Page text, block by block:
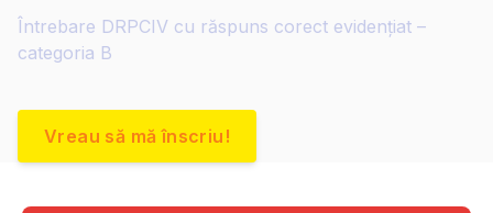
Întrebare DRPCIV cu răspuns corect evidențiat –
categoria B
Vreau să mă înscriu!